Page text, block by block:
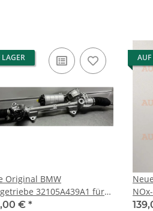
LAGER
Original BMW
32105A439A1 für
3er G20 G21 4er Coupe
€ *
AUF
VW